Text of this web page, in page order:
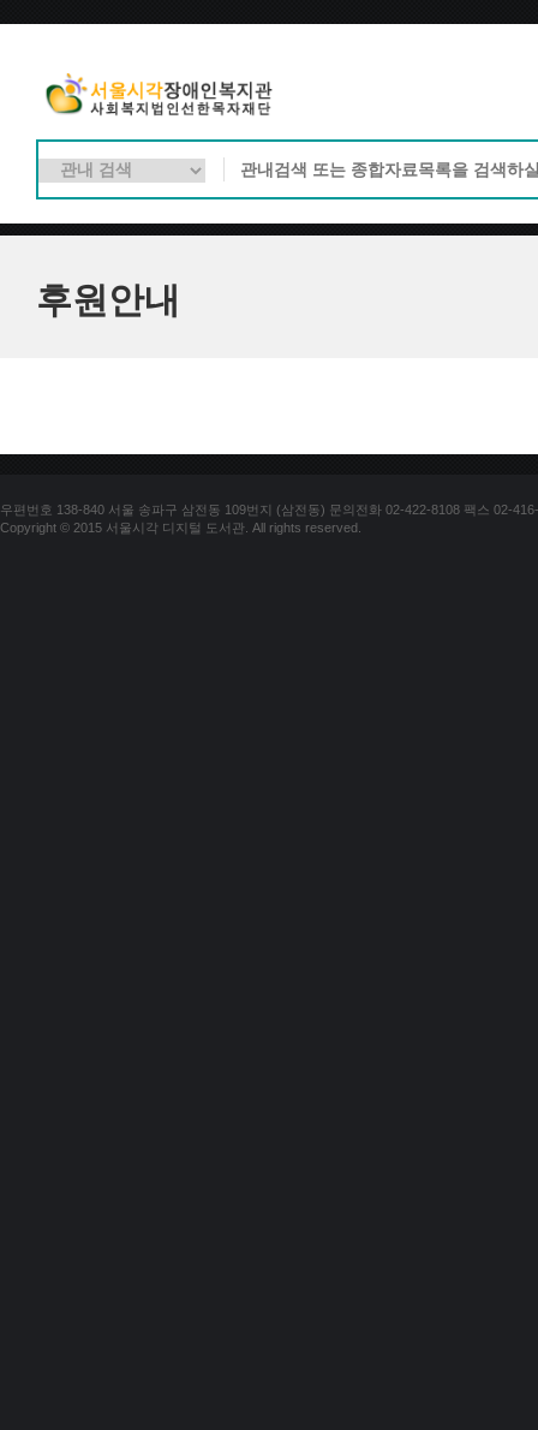
후원안내
우편번호 138-840 서울 송파구 삼전동 109번지 (삼전동) 문의전화 02-422-8108 팩스 02-
Copyright © 2015 서울시각 디지털 도서관. All rights reserved.